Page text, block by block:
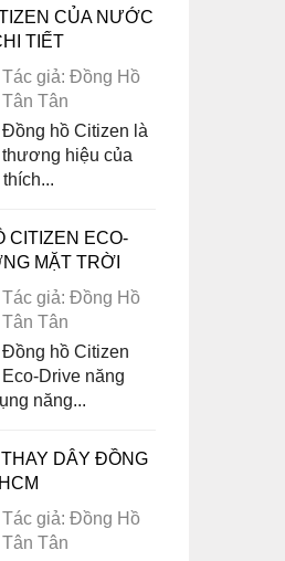
CỦA NƯỚC
TIẾT
Tác giả: Đồng Hồ
Tân Tân
Đồng hồ Citizen là
thương hiệu của
CITIZEN ECO-
MẶT TRỜI
Tác giả: Đồng Hồ
Tân Tân
Đồng hồ Citizen
Eco-Drive năng
năng...
DÂY ĐỒNG
Tác giả: Đồng Hồ
Tân Tân